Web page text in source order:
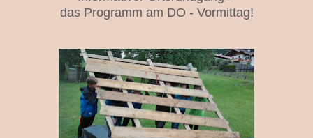
das Programm am DO - Vormittag!